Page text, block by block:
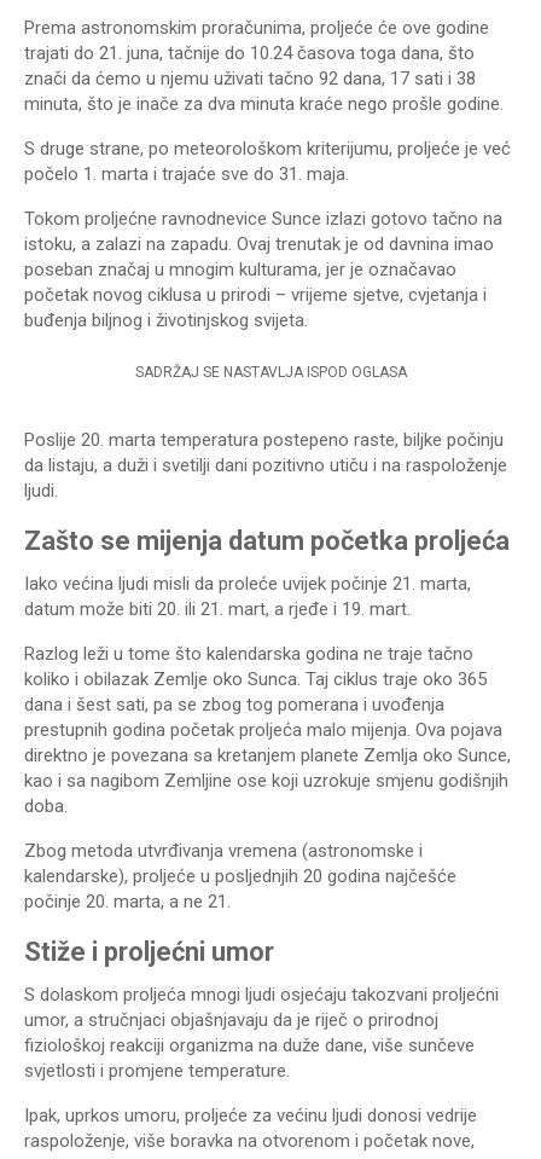
Prema astronomskim proračunima, proljeće će ove godine
trajati do 21. juna, tačnije do 10.24 časova toga dana, što
znači da ćemo u njemu uživati tačno 92 dana, 17 sati i 38
minuta, što je inače za dva minuta kraće nego prošle godine.
S druge strane, po meteorološkom kriterijumu, proljeće je već
počelo 1. marta i trajaće sve do 31. maja.
Tokom proljećne ravnodnevice Sunce izlazi gotovo tačno na
istoku, a zalazi na zapadu. Ovaj trenutak je od davnina imao
poseban značaj u mnogim kulturama, jer je označavao
početak novog ciklusa u prirodi – vrijeme sjetve, cvjetanja i
buđenja biljnog i životinjskog svijeta.
SADRŽAJ SE NASTAVLJA ISPOD OGLASA
Poslije 20. marta temperatura postepeno raste, biljke počinju
da listaju, a duži i svetilji dani pozitivno utiču i na raspoloženje
ljudi.
Zašto se mijenja datum početka proljeća
Iako većina ljudi misli da proleće uvijek počinje 21. marta,
datum može biti 20. ili 21. mart, a rjeđe i 19. mart.
Razlog leži u tome što kalendarska godina ne traje tačno
koliko i obilazak Zemlje oko Sunca. Taj ciklus traje oko 365
dana i šest sati, pa se zbog tog pomerana i uvođenja
prestupnih godina početak proljeća malo mijenja. Ova pojava
direktno je povezana sa kretanjem planete Zemlja oko Sunce,
kao i sa nagibom Zemljine ose koji uzrokuje smjenu godišnjih
doba.
Zbog metoda utvrđivanja vremena (astronomske i
kalendarske), proljeće u posljednjih 20 godina najčešće
počinje 20. marta, a ne 21.
Stiže i proljećni umor
S dolaskom proljeća mnogi ljudi osjećaju takozvani proljećni
umor, a stručnjaci objašnjavaju da je riječ o prirodnoj
fiziološkoj reakciji organizma na duže dane, više sunčeve
svjetlosti i promjene temperature.
Ipak, uprkos umoru, proljeće za većinu ljudi donosi vedrije
raspoloženje, više boravka na otvorenom i početak nove,